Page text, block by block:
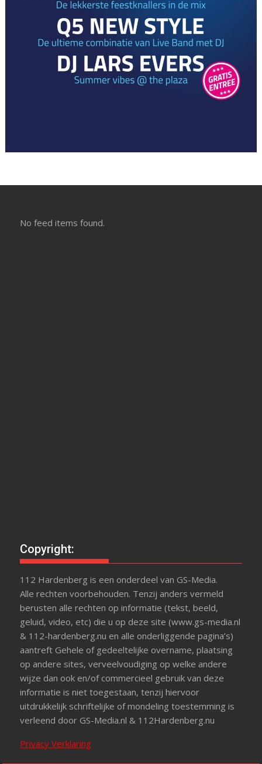
No feed items found.
Copyright:
112 Hardenberg is een onderdeel van GS-Media.
Alle rechten voorbehouden. Tenzij anders vermeld
berusten alle rechten op informatie (tekst, beeld,
geluid, video, etc) die u op deze site (www.gs-media.nl
& 112-hardenberg.nu en alle onderliggende pagina’s)
aantreft Gehele of gedeeltelijke overname, plaatsing
op andere sites, verveelvoudiging op welke andere
wijze dan ook en/of commercieel gebruik van deze
informatie is niet toegestaan, tenzij hiervoor
uitdrukkelijk schriftelijke of mondeling toestemming is
verleend door GS-Media.nl & 112Hardenberg.nu
Privacy Verklaring